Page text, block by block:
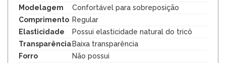
Modelagem
Confortável para sobreposição
Comprimento Regular
Elasticidade
Possui elasticidade natural do tricô
Transparência Baixa transparência
Forro
Não possui